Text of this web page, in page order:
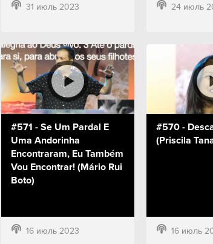
31 июль 2023 24 июль
#571 - Se Um Pardal E
Uma Andorinha
Encontraram, Eu Também
Vou Encontrar! (Mário Rui
Boto)
16 июль 2023
#570 -
(Priscila
16 июль